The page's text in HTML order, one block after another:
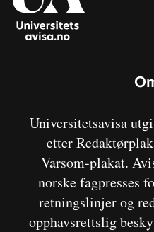
Universitetsavisa
etter
Varsom-plakat.
norske fagpresses
retningslinjer og
opphavsrettslig